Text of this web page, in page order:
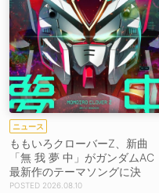
ニュース
ももいろクローバーZ、新曲
「無 我 夢 中」がガンダムAC
最新作のテーマソングに決
定！8月26日配信リリース！
2026.08.10